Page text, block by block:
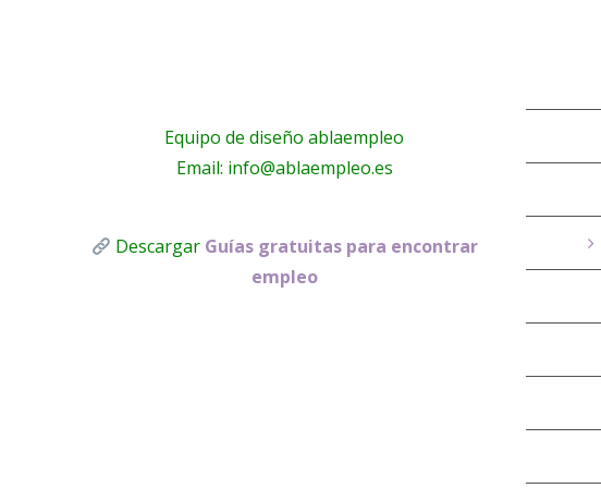
Equipo de diseño ablaempleo
Email: info@ablaempleo.es
Descargar Guías gratuitas para encontrar
empleo